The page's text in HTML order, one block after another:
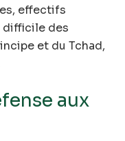
effectifs
difficile des
et du Tchad,
aux